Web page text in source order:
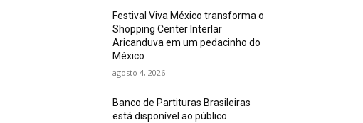
Festival Viva México transforma o
Shopping Center Interlar
Aricanduva em um pedacinho do
México
agosto 4, 2026
Banco de Partituras Brasileiras
está disponível ao público